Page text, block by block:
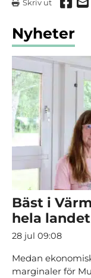
Skriv ut
Nyheter
Bäst i
hela landet
28 jul 09:08
Medan
marginaler för